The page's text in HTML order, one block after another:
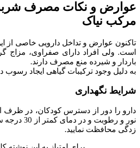
عوارض و نکات مصرف
مرکب نیاک
تاکنون عوارض و تداخل دارویی خاصی
است. ولی افراد دارای صفراوی، مزاج
باردار و شیرده منع مصرف دارند.
به دلیل وجود ترکیبات گیاهی ایجاد
شرایط نگهداری
دارو را دور از دسترس کودکان، در ظرف
نور و رطوبت و
زدگی محافظت نمایید.